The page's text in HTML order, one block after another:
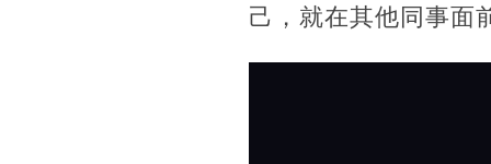
己，就在其他同事面